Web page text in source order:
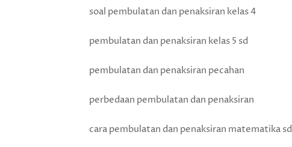
soal pembulatan dan penaksiran kelas 4
pembulatan dan penaksiran kelas 5 sd
pembulatan dan penaksiran pecahan
perbedaan pembulatan dan penaksiran
cara pembulatan dan penaksiran matematika sd